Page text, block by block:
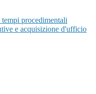
procedimentali
e acquisizione d'ufficio